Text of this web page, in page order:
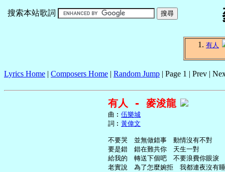
搜索本站歌詞
有人
Lyrics Home | Composers Home | Random Jump | Page 1 | Prev |
有人 - 麥浚龍
     曲︰
伍樂城
     詞︰
黃偉文
     不要哭　並無做錯事　動情沒有不對
     要是錯　錯在難共你　天生一對
     給我的　轉送下個吧　不要浪費你眼淚
     老實說　為了怎麼婉拒　我都連夜沒有睡